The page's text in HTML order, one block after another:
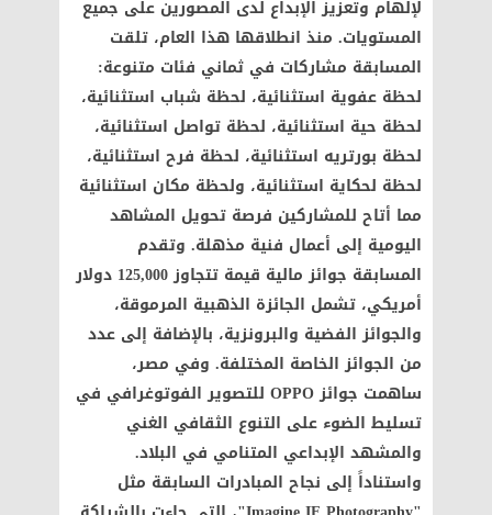
لإلهام وتعزيز الإبداع لدى المصورين على جميع
المستويات. منذ انطلاقها هذا العام، تلقت
المسابقة مشاركات في ثماني فئات متنوعة:
لحظة عفوية استثنائية، لحظة شباب استثنائية،
لحظة حية استثنائية، لحظة تواصل استثنائية،
لحظة بورتريه استثنائية، لحظة فرح استثنائية،
لحظة لحكاية استثنائية، ولحظة مكان استثنائية
مما أتاح للمشاركين فرصة تحويل المشاهد
اليومية إلى أعمال فنية مذهلة. وتقدم
المسابقة جوائز مالية قيمة تتجاوز 125,000 دولار
أمريكي، تشمل الجائزة الذهبية المرموقة،
والجوائز الفضية والبرونزية، بالإضافة إلى عدد
من الجوائز الخاصة المختلفة. وفي مصر،
ساهمت جوائز OPPO للتصوير الفوتوغرافي في
تسليط الضوء على التنوع الثقافي الغني
والمشهد الإبداعي المتنامي في البلاد.
واستناداً إلى نجاح المبادرات السابقة مثل